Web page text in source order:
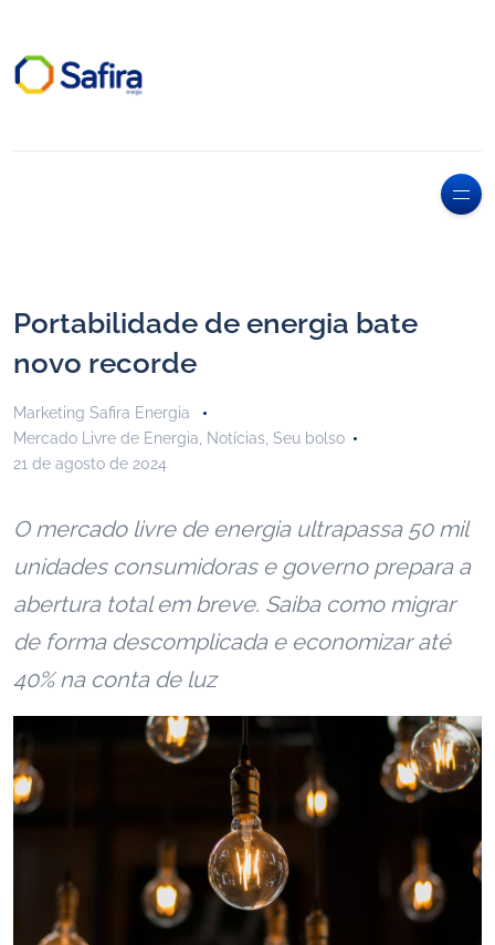
Portabilidade de energia bate
novo recorde
Marketing Safira Energia
Mercado Livre de Energia, Notícias, Seu bolso
21 de agosto de 2024
O mercado livre de energia ultrapassa 50 mil
unidades consumidoras e governo prepara a
abertura total em breve. Saiba como migrar
de forma descomplicada e economizar até
40% na conta de luz